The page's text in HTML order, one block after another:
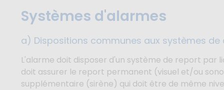
Systèmes d'alarmes
a) Dispositions communes aux systèmes
L'alarme doit disposer d'un système de report par
doit assurer le report permanent (visuel et/ou
supplémentaire (sirène) qui doit être de même